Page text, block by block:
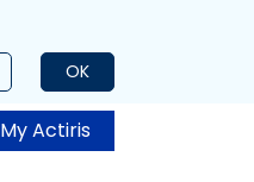
OK
My Actiris